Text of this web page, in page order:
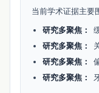
当前学术证据主要
研究多聚焦：
研究多聚焦：
研究多聚焦：
研究多聚焦：